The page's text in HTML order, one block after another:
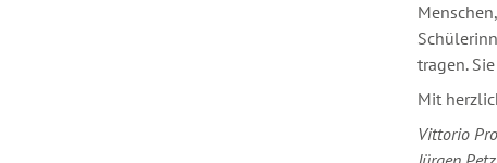
tragen.
Mit
Vittorio